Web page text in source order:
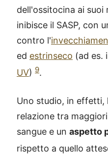
dell'ossitocina ai
inibisce il SASP, con
contro l'
ed estrinseco (ad es.
UV) 9.
Uno studio, in effetti,
relazione tra
sangue e un aspetto
rispetto a quello